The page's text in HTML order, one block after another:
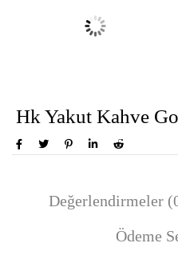
Hk Yakut Kahve
Değerlendirmeler
Ödeme